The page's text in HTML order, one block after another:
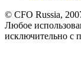
© CFO Russia,
Любое
исключительно с